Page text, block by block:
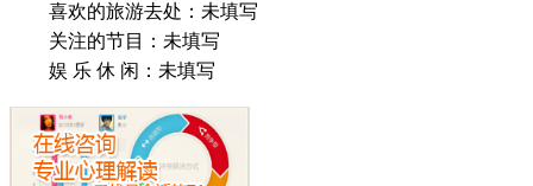
喜欢的旅游去处： 未填写
关注的节目： 未填写
娱 乐 休 闲： 未填写